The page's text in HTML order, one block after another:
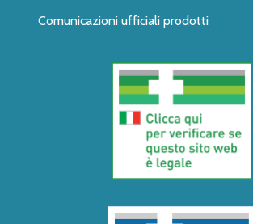
Comunicazioni ufficiali prodotti